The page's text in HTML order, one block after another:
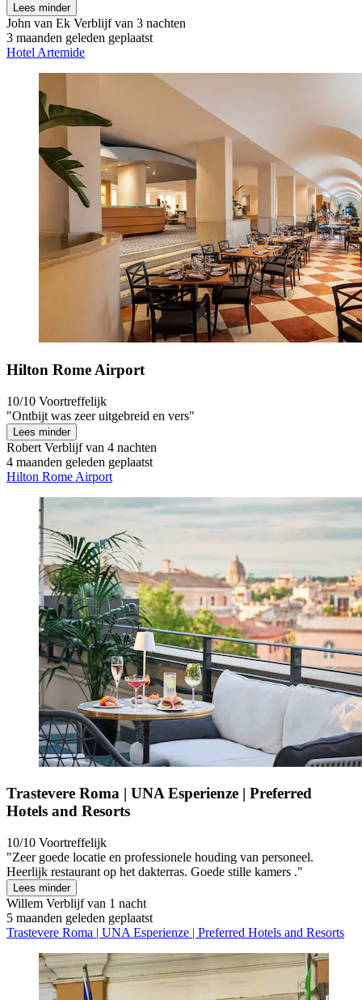
Lees minder
John van Ek Verblijf van 3 nachten
3 maanden geleden geplaatst
Hotel Artemide
Hilton Rome Airport
10/10 Voortreffelijk
"Ontbijt was zeer uitgebreid en vers"
Lees minder
Robert Verblijf van 4 nachten
4 maanden geleden geplaatst
Hilton Rome Airport
Trastevere Roma | UNA Esperienze | Preferred
Hotels and Resorts
10/10 Voortreffelijk
"Zeer goede locatie en professionele houding van personeel.
Heerlijk restaurant op het dakterras. Goede stille kamers ."
Lees minder
Willem Verblijf van 1 nacht
5 maanden geleden geplaatst
Trastevere Roma | UNA Esperienze | Preferred Hotels and Resorts